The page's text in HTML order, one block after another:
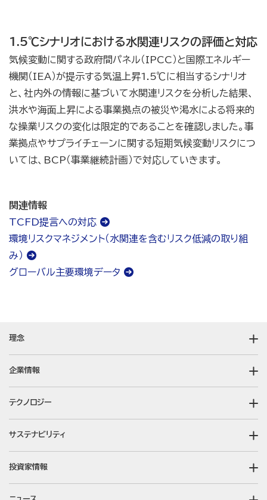
1.5℃シナリオにおける水関連リスクの評価と対応
気候変動に関する政府間パネル（IPCC）と国際エネルギー
機関（IEA）が提示する気温上昇1.5℃に相当するシナリオ
と、社内外の情報に基づいて水関連リスクを分析した結果、
洪水や海面上昇による事業拠点の被災や渇水による将来的
な操業リスクの変化は限定的であることを確認しました。事
業拠点やサプライチェーンに関する短期気候変動リスクにつ
いては、BCP（事業継続計画）で対応していきます。
関連情報
TCFD提言への対応
環境リスクマネジメント（水関連を含むリスク低減の取り組
み）
グローバル主要環境データ
理念
企業情報
テクノロジー
サステナビリティ
投資家情報